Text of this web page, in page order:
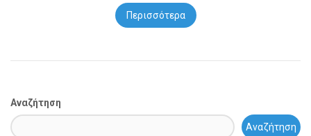
Περισσότερα
Αναζήτηση
Αναζήτηση